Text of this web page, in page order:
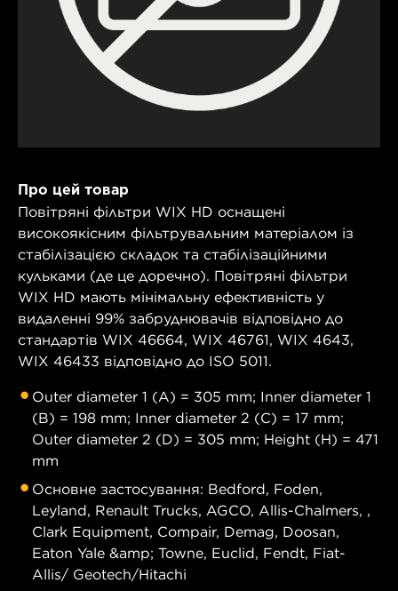
Про цей товар
Повітряні фільтри WIX HD оснащені
високоякісним фільтрувальним матеріалом із
стабілізацією складок та стабілізаційними
кульками (де це доречно). Повітряні фільтри
WIX HD мають мінімальну ефективність у
видаленні 99% забруднювачів відповідно до
стандартів WIX 46664, WIX 46761, WIX 4643,
WIX 46433 відповідно до ISO 5011.
Outer diameter 1 (A) = 305 mm; Inner diameter 1
(B) = 198 mm; Inner diameter 2 (C) = 17 mm;
Outer diameter 2 (D) = 305 mm; Height (H) = 471
mm
Основне застосування: Bedford, Foden,
Leyland, Renault Trucks, AGCO, Allis-Chalmers, ,
Clark Equipment, Compair, Demag, Doosan,
Eaton Yale &amp; Towne, Euclid, Fendt, Fiat-
Allis/ Geotech/Hitachi